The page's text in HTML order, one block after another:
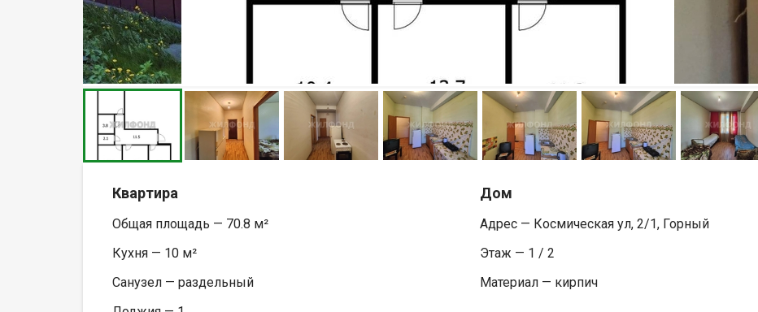
Квартира
Общая площадь — 70.8 м²
Кухня — 10 м²
Санузел — раздельный
Дом
Адрес — Космическая ул, 2/1, Горный
Этаж — 1 / 2
Материал — кирпич